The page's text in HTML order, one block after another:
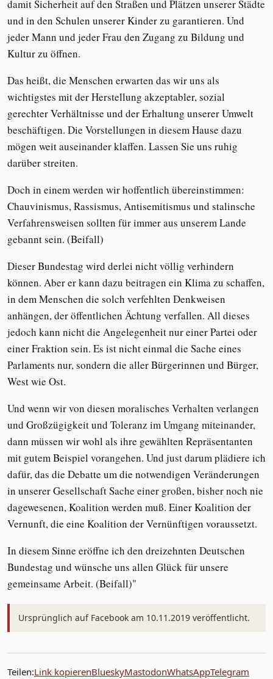
damit Sicherheit auf den Straßen und Plätzen unserer Städte
und in den Schulen unserer Kinder zu garantieren. Und
jeder Mann und jeder Frau den Zugang zu Bildung und
Kultur zu öffnen.
Das heißt, die Menschen erwarten das wir uns als
wichtigstes mit der Herstellung akzeptabler, sozial
gerechter Verhältnisse und der Erhaltung unserer Umwelt
beschäftigen. Die Vorstellungen in diesem Hause dazu
mögen weit auseinander klaffen. Lassen Sie uns ruhig
darüber streiten.
Doch in einem werden wir hoffentlich übereinstimmen:
Chauvinismus, Rassismus, Antisemitismus und stalinsche
Verfahrensweisen sollten für immer aus unserem Lande
gebannt sein. (Beifall)
Dieser Bundestag wird derlei nicht völlig verhindern
können. Aber er kann dazu beitragen ein Klima zu schaffen,
in dem Menschen die solch verfehlten Denkweisen
anhängen, der öffentlichen Ächtung verfallen. All dieses
jedoch kann nicht die Angelegenheit nur einer Partei oder
einer Fraktion sein. Es ist nicht einmal die Sache eines
Parlaments nur, sondern die aller Bürgerinnen und Bürger,
West wie Ost.
Und wenn wir von diesen moralisches Verhalten verlangen
und Großzügigkeit und Toleranz im Umgang miteinander,
dann müssen wir wohl als ihre gewählten Repräsentanten
mit gutem Beispiel vorangehen. Und just darum plädiere ich
dafür, das die Debatte um die notwendigen Veränderungen
in unserer Gesellschaft Sache einer großen, bisher noch nie
dagewesenen, Koalition werden muß. Einer Koalition der
Vernunft, die eine Koalition der Vernünftigen voraussetzt.
In diesem Sinne eröffne ich den dreizehnten Deutschen
Bundestag und wünsche uns allen Glück für unsere
gemeinsame Arbeit. (Beifall)"
Ursprünglich auf Facebook am 10.11.2019 veröffentlicht.
Teilen:Link kopierenBlueskyMastodonWhatsAppTelegram